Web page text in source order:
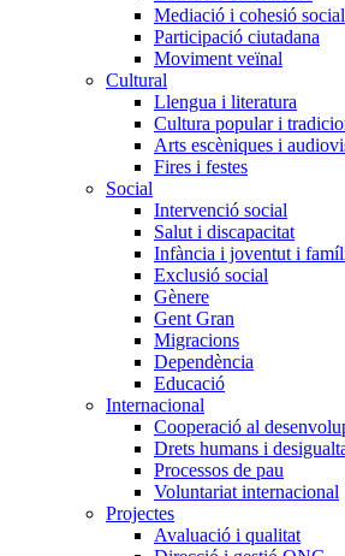
Mediació i cohesió social
Participació ciutadana
Moviment veïnal
Cultural
Llengua i literatura
Cultura popular i
Arts escèniques i
Fires i festes
Social
Intervenció social
Salut i discapacitat
Infància i joventut i
Exclusió social
Gènere
Gent Gran
Migracions
Dependència
Educació
Internacional
Cooperació al
Drets humans i
Processos de pau
Voluntariat internacional
Projectes
Avaluació i qualitat